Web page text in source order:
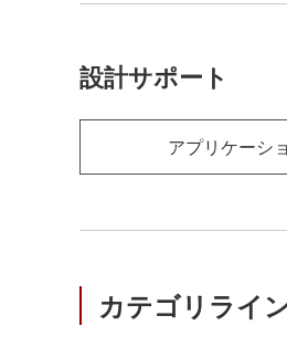
設計サポート
アプリケーシ
カテゴリライ